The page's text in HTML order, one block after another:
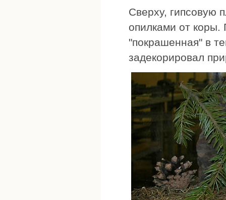
Сверху, гипсовую
опилками от коры.
"покрашенная" в
задекорировал